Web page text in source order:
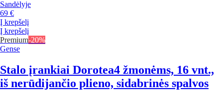
Sandėlyje
69 €
Į krepšelį
Į krepšelį
Premium-20%
Gense
Stalo įrankiai Dorotea4 žmonėms, 16 vnt.,
iš nerūdijančio plieno, sidabrinės spalvos